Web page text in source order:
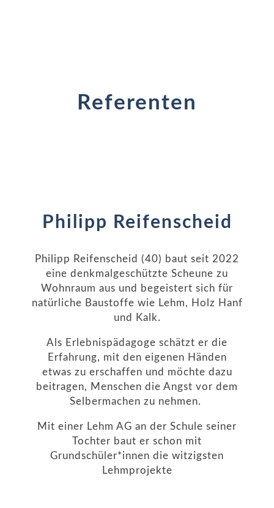
Referenten
Philipp Reifenscheid
Philipp Reifenscheid (40) baut seit 2022
eine denkmalgeschützte Scheune zu
Wohnraum aus und begeistert sich für
natürliche Baustoffe wie Lehm, Holz Hanf
und Kalk.
Als Erlebnispädagoge schätzt er die
Erfahrung, mit den eigenen Händen
etwas zu erschaffen und möchte dazu
beitragen, Menschen die Angst vor dem
Selbermachen zu nehmen.
Mit einer Lehm AG an der Schule seiner
Tochter baut er schon mit
Grundschüler*innen die witzigsten
Lehmprojekte